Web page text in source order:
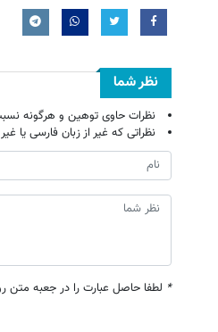
نظر شما
نظرات حاوی توهین و هرگونه
نظراتی که غیر از زبان فارسی یا
* لطفا حاصل عبارت را در جعبه متن